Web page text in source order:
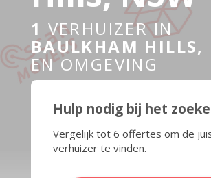
1 VERHUIZER IN
BAULKHAM HILLS,
EN OMGEVING
Hulp nodig bij het
Vergelijk tot 6 offertes om de
verhuizer te vinden.